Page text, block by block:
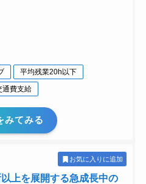
平均残業20h以下
通費支給
みてみる
お気に入りに追加
上を展開する急成長中の